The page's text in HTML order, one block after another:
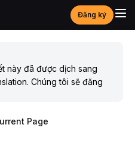
Đăng ký
này đã được dịch sang
Chúng tôi sẽ đăng
Page